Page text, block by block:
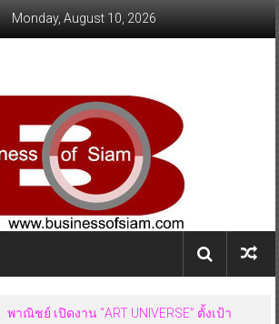
Monday, August 10, 2026
พาณิชย์ เปิดงาน “ART UNIVERSE” ตั้งเป้า